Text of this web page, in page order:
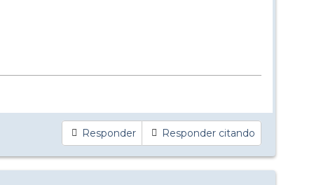
Responder Responder citando